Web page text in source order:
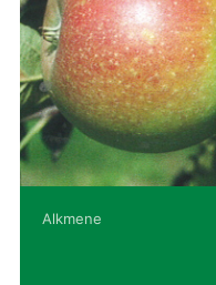
Alkmene